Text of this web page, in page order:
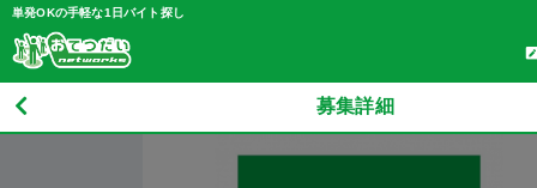
単発OKの手軽な1日バイト探し
募集詳細